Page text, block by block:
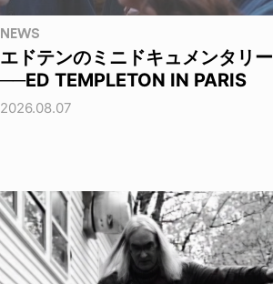
NEWS
エドテンのミニドキュメンタリー
──ED TEMPLETON IN PARIS
2026.08.07